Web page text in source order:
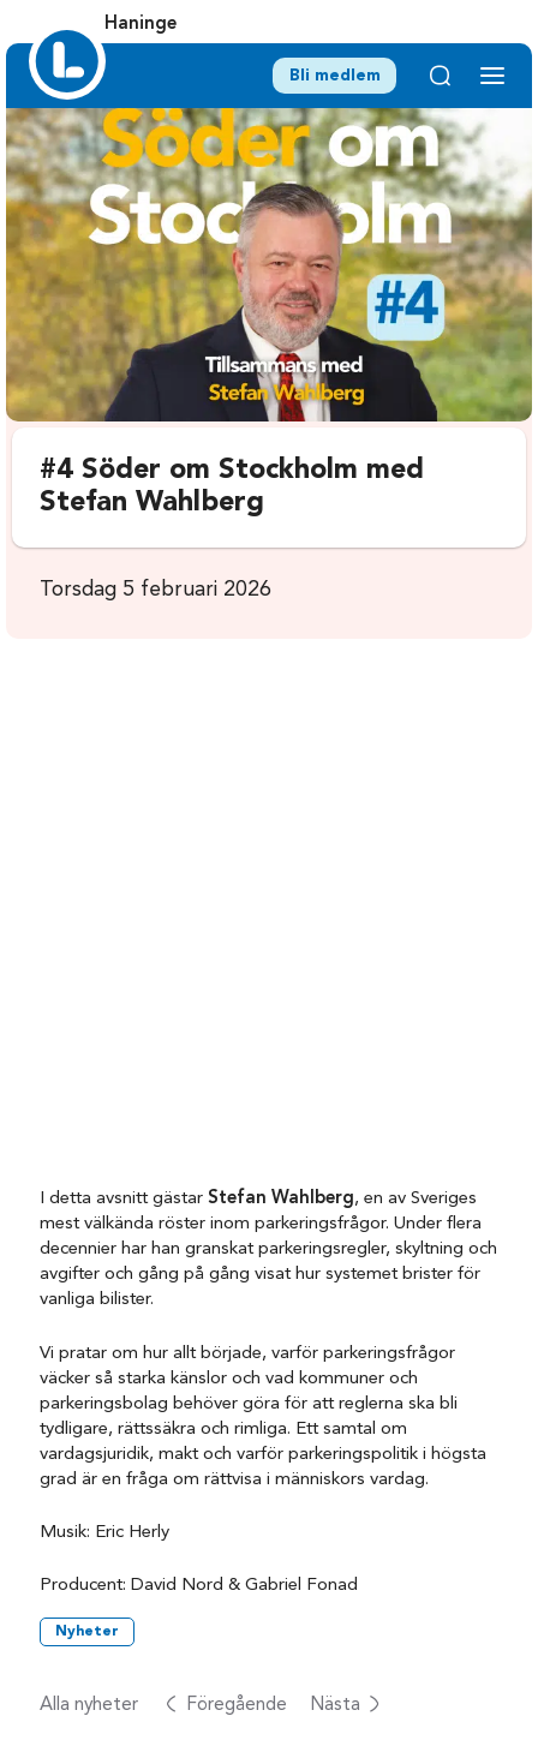
Haninge
Bli medlem
#4 Söder om Stockholm med
Stefan Wahlberg
Torsdag 5 februari 2026
I detta avsnitt gästarStefan Wahlberg, en av Sveriges
mest välkända röster inom parkeringsfrågor. Under flera
decennier har han granskat parkeringsregler, skyltning och
avgifter och gång på gång visat hur systemet brister för
vanliga bilister.
Vi pratar om hur allt började, varför parkeringsfrågor
väcker så starka känslor och vad kommuner och
parkeringsbolag behöver göra för att reglerna ska bli
tydligare, rättssäkra och rimliga. Ett samtal om
vardagsjuridik, makt och varför parkeringspolitik i högsta
grad är en fråga om rättvisa i människors vardag.
Musik: Eric Herly
Producent: David Nord & Gabriel Fonad
Nyheter
Alla nyheter Föregående Nästa